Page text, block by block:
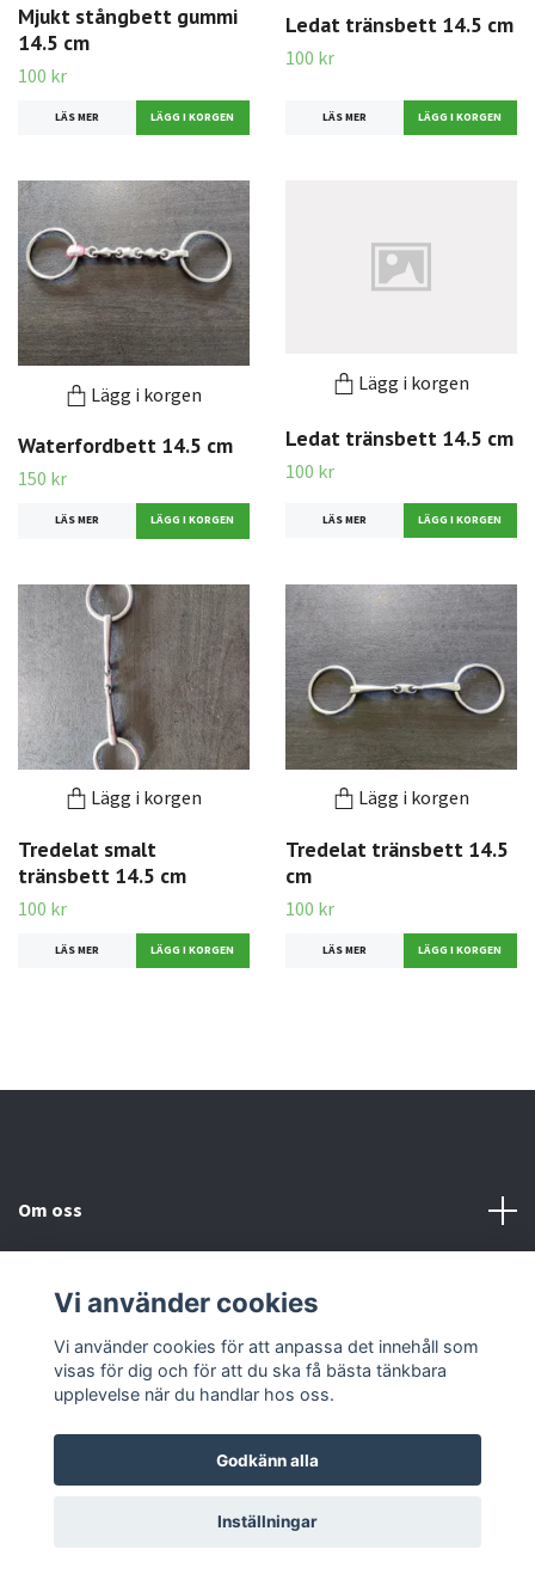
Mjukt stångbett gummi
14.5 cm
100 kr
LÄS MER
Ledat tränsbett 14.5 cm
100 kr
LÄS MER
Lägg i korgen
Waterfordbett 14.5 cm
150 kr
LÄS MER
Lägg i korgen
Ledat tränsbett 14.5 cm
100 kr
LÄS MER
Lägg i korgen
Tredelat smalt
tränsbett 14.5 cm
100 kr
LÄS MER
Lägg i korgen
Tredelat tränsbett 14.5
cm
100 kr
LÄS MER
Om oss
Kontakta oss
© 2026 2nd HästPowered by Quickbutik
Vi använder cookies
Vi använder cookies för att anpassa det innehåll som
visas för dig och för att du ska få bästa tänkbara
upplevelse när du handlar hos oss.
Godkänn alla
Inställningar